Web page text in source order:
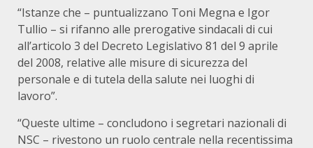
“Istanze che – puntualizzano Toni Megna e Igor
Tullio – si rifanno alle prerogative sindacali di cui
all’articolo 3 del Decreto Legislativo 81 del 9 aprile
del 2008, relative alle misure di sicurezza del
personale e di tutela della salute nei luoghi di
lavoro”.
“Queste ultime – concludono i segretari nazionali di
NSC – rivestono un ruolo centrale nella recentissima